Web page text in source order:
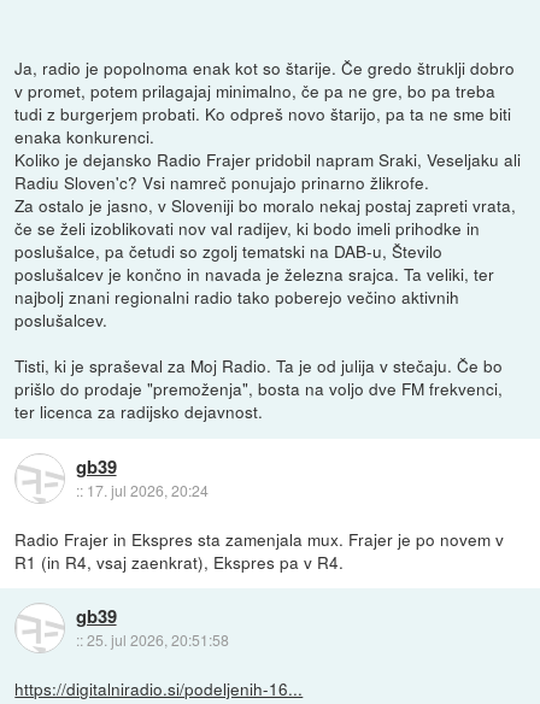
Ja, radio je popolnoma enak kot so štarije. Če gredo štruklji dobro
v promet, potem prilagajaj minimalno, če pa ne gre, bo pa treba
tudi z burgerjem probati. Ko odpreš novo štarijo, pa ta ne sme biti
enaka konkurenci.
Koliko je dejansko Radio Frajer pridobil napram Sraki, Veseljaku ali
Radiu Sloven'c? Vsi namreč ponujajo prinarno žlikrofe.
Za ostalo je jasno, v Sloveniji bo moralo nekaj postaj zapreti vrata,
če se želi izoblikovati nov val radijev, ki bodo imeli prihodke in
poslušalce, pa četudi so zgolj tematski na DAB-u, Število
poslušalcev je končno in navada je železna srajca. Ta veliki, ter
najbolj znani regionalni radio tako poberejo večino aktivnih
poslušalcev.
Tisti, ki je spraševal za Moj Radio. Ta je od julija v stečaju. Če bo
prišlo do prodaje "premoženja", bosta na voljo dve FM frekvenci,
ter licenca za radijsko dejavnost.
gb39
:: 17. jul 2026, 20:24
Radio Frajer in Ekspres sta zamenjala mux. Frajer je po novem v
R1 (in R4, vsaj zaenkrat), Ekspres pa v R4.
gb39
::25. jul 2026, 20:51:58
https://digitalniradio.si/podeljenih-16...